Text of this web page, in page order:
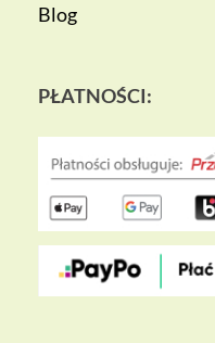
Blog
PŁATNOŚCI: